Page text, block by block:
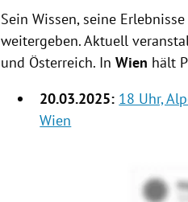
Sein Wissen, seine
weitergeben. Aktuell
und Österreich. InWien hält
20.03.2025: 18 Uhr,
Wien